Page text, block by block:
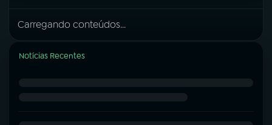
Carregando conteúdos...
Notícias Recentes